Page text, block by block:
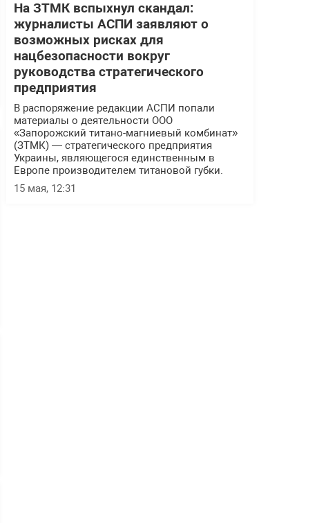
На ЗТМК вспыхнул скандал:
журналисты АСПИ заявляют о
возможных рисках для
нацбезопасности вокруг
руководства стратегического
предприятия
В распоряжение редакции АСПИ попали
материалы о деятельности ООО
«Запорожский титано-магниевый комбинат»
(ЗТМК) — стратегического предприятия
Украины, являющегося единственным в
Европе производителем титановой губки.
15 мая, 12:31